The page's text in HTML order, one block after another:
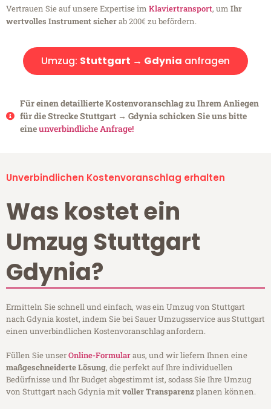
Vertrauen Sie auf unsere Expertise im Klaviertransport, um Ihr
wertvolles Instrument sicherab 200€ zu befördern.
Umzug: Stuttgart → Gdynia anfragen
Für einen detaillierte Kostenvoranschlag zu Ihrem Anliegen
für die Strecke Stuttgart → Gdynia schicken Sie uns bitte
eineunverbindliche Anfrage!
Unverbindlichen Kostenvoranschlag erhalten
Was kostet ein
Umzug Stuttgart
Gdynia?
Ermitteln Sie schnell und einfach, was ein Umzug von Stuttgart
nach Gdynia kostet, indem Sie bei Sauer Umzugsservice aus Stuttgart
einen unverbindlichen Kostenvoranschlag anfordern.
Füllen Sie unserOnline-Formularaus, und wir liefern Ihnen eine
maßgeschneiderte Lösung, die perfekt auf Ihre individuellen
Bedürfnisse und Ihr Budget abgestimmt ist, sodass Sie Ihre Umzug
von Stuttgart nach Gdynia mitvoller Transparenzplanen können.